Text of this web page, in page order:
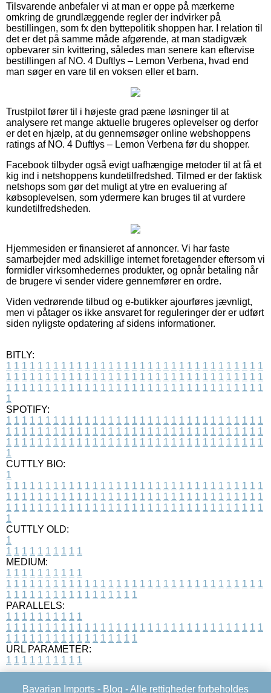
Tilsvarende anbefaler vi at man er oppe på mærkerne
omkring de grundlæggende regler der indvirker på
bestillingen, som fx den byttepolitik shoppen har. I relation til
det er det på samme måde afgørende, at man stadigvæk
opbevarer sin kvittering, således man senere kan eftervise
bestillingen af NO. 4 Duftlys – Lemon Verbena, hvad end
man søger en vare til en voksen eller et barn.
Trustpilot fører til i højeste grad pæne løsninger til at
analysere ret mange aktuelle brugeres oplevelser og derfor
er det en hjælp, at du gennemsøger online webshoppens
ratings af NO. 4 Duftlys – Lemon Verbena før du shopper.
Facebook tilbyder også evigt uafhængige metoder til at få et
kig ind i netshoppens kundetilfredshed. Tilmed er der faktisk
netshops som gør det muligt at ytre en evaluering af
købsoplevelsen, som ydermere kan bruges til at vurdere
kundetilfredsheden.
Hjemmesiden er finansieret af annoncer. Vi har faste
samarbejder med adskillige internet foretagender eftersom vi
formidler virksomhedernes produkter, og opnår betaling når
de brugere vi sender videre gennemfører en ordre.
Viden vedrørende tilbud og e-butikker ajourføres jævnligt,
men vi påtager os ikke ansvaret for reguleringer der er udført
siden nyligste opdatering af sidens informationer.
BITLY:
1 1 1 1 1 1 1 1 1 1 1 1 1 1 1 1 1 1 1 1 1 1 1 1 1 1 1 1 1 1 1 1 1
1 1 1 1 1 1 1 1 1 1 1 1 1 1 1 1 1 1 1 1 1 1 1 1 1 1 1 1 1 1 1 1 1
1 1 1 1 1 1 1 1 1 1 1 1 1 1 1 1 1 1 1 1 1 1 1 1 1 1 1 1 1 1 1 1 1
1
SPOTIFY:
1 1 1 1 1 1 1 1 1 1 1 1 1 1 1 1 1 1 1 1 1 1 1 1 1 1 1 1 1 1 1 1 1
1 1 1 1 1 1 1 1 1 1 1 1 1 1 1 1 1 1 1 1 1 1 1 1 1 1 1 1 1 1 1 1 1
1 1 1 1 1 1 1 1 1 1 1 1 1 1 1 1 1 1 1 1 1 1 1 1 1 1 1 1 1 1 1 1 1
1
CUTTLY BIO:
1
1 1 1 1 1 1 1 1 1 1 1 1 1 1 1 1 1 1 1 1 1 1 1 1 1 1 1 1 1 1 1 1 1
1 1 1 1 1 1 1 1 1 1 1 1 1 1 1 1 1 1 1 1 1 1 1 1 1 1 1 1 1 1 1 1 1
1 1 1 1 1 1 1 1 1 1 1 1 1 1 1 1 1 1 1 1 1 1 1 1 1 1 1 1 1 1 1 1 1
1
CUTTLY OLD:
1
1 1 1 1 1 1 1 1 1 1
MEDIUM:
1 1 1 1 1 1 1 1 1 1
1 1 1 1 1 1 1 1 1 1 1 1 1 1 1 1 1 1 1 1 1 1 1 1 1 1 1 1 1 1 1 1 1
1 1 1 1 1 1 1 1 1 1 1 1 1 1 1 1 1
PARALLELS:
1 1 1 1 1 1 1 1 1 1
1 1 1 1 1 1 1 1 1 1 1 1 1 1 1 1 1 1 1 1 1 1 1 1 1 1 1 1 1 1 1 1 1
1 1 1 1 1 1 1 1 1 1 1 1 1 1 1 1 1
URL PARAMETER:
1 1 1 1 1 1 1 1 1 1
Bavarian Imports - Blog - Alle rettigheder forbeholdes